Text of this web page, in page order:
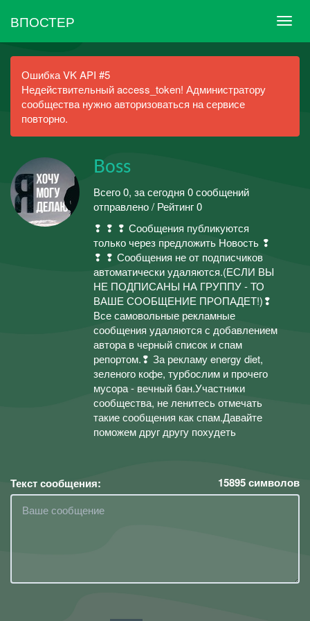
ВПОСТЕР
Ошибка VK API #5
Недействительный access_token! Администратору
сообщества нужно авторизоваться на сервисе
повторно.
Boss
Всего 0, за сегодня 0 сообщений
отправлено / Рейтинг 0
❢ ❢ ❢ Сообщения публикуются
только через предложить Новость ❢
❢ ❢ Сообщения не от подписчиков
автоматически удаляются.(ЕСЛИ ВЫ
НЕ ПОДПИСАНЫ НА ГРУППУ - ТО
ВАШЕ СООБЩЕНИЕ ПРОПАДЕТ!)❢
Все самовольные рекламные
сообщения удаляются с добавлением
автора в черный список и спам
репортом.❢ За рекламу energy diet,
зеленого кофе, турбослим и прочего
мусора - вечный бан.Участники
сообщества, не ленитесь отмечать
такие сообщения как спам.Давайте
поможем друг другу похудеть
Текст сообщения: 15895символов